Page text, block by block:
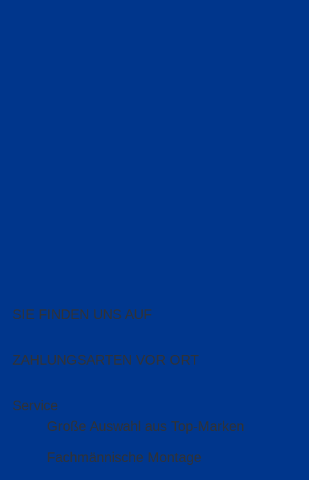
SIE FINDEN UNS AUF
ZAHLUNGSARTEN VOR ORT
Service
Große Auswahl aus Top-Marken
Fachmännische Montage